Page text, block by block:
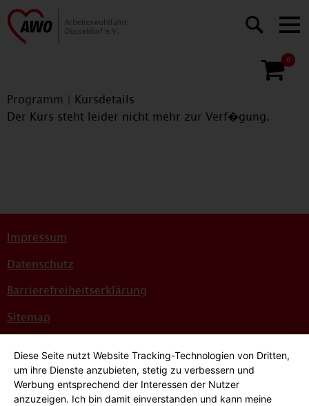
0
Programm
Kursdetails
Der Kurs steht leider nicht mehr zur Verf�gung.
Impressum
Datenschutz
Barrierefreiheitserklärung
Sitemap
Hinweisgeber*innensystem
Cookie-Einstellungen
Diese Seite nutzt Website Tracking-Technologien von Dritten,
um ihre Dienste anzubieten, stetig zu verbessern und
Werbung entsprechend der Interessen der Nutzer
anzuzeigen. Ich bin damit einverstanden und kann meine